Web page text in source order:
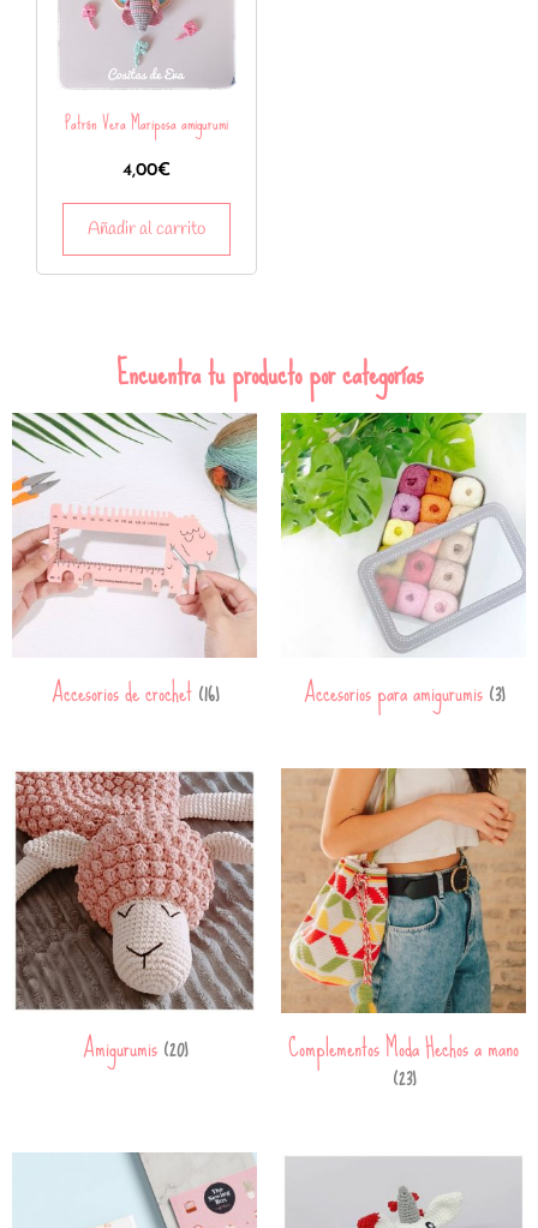
Patrón Vera Mariposa amigurumi
4,00€
Añadir al carrito
Encuentra tu producto por categorías
Accesorios de crochet(16) Accesorios para amigurumis(3)
Amigurumis(20) Complementos Moda Hechos a mano
(23)